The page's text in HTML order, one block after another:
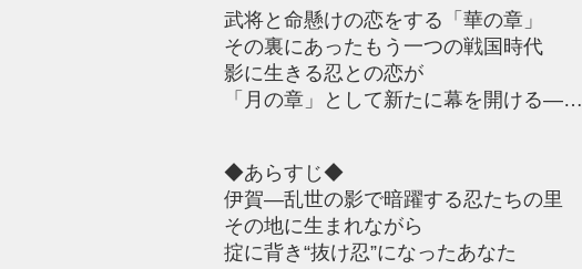
武将と命懸けの恋をする「華の章」
その裏にあったもう一つの戦国時代
影に生きる忍との恋が
「月の章」として新たに幕を開ける―…
◆あらすじ◆
伊賀―乱世の影で暗躍する忍たちの里
その地に生まれながら
掟に背き“抜け忍”になったあなた